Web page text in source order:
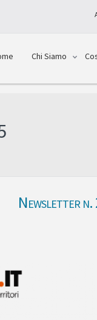
Chi Siamo
Newsletter n.